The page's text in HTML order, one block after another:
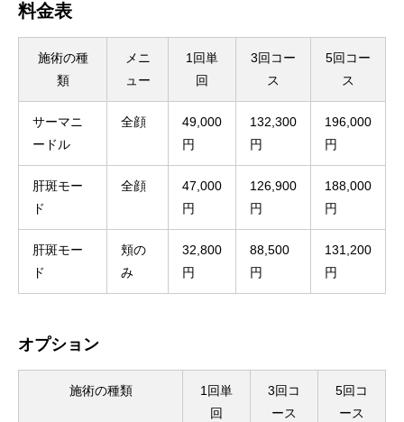
料金表
施術の種
類
メニ
ュー
1回単
回
3回コー
ス
5回コー
ス
サーマニ
ードル
全顔
49,000
円
132,300
円
196,000
円
肝斑モー
ド
全顔
47,000
円
126,900
円
188,000
円
肝斑モー
ド
頬の
み
32,800
円
88,500
円
131,200
円
オプション
施術の種類
1回単
回
3回コ
ース
5回コ
ース